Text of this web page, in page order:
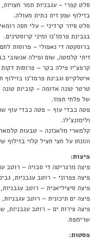
סלט קפרי – עגבניות תמר חצויות,
בזילוף שמן זית כתית מעולה.
סלט סיזר קרדיני – עלי חסה
בגבינת פרמז'נו ומיני קרוסטינים.
ברוסקטה די נאפולי – פרוסות לחם
זיתי קלמטה, שום ופילה אנשובי
קרפצ'יו פילה בקר – פרוסות
איטלקיים וגבינת פרמז'נו
טרטר טונה אדומה – קוביות
של פלחי תפוז.
פטה כבדי עוף – פטה כבדי עוף
ולימונצ'לו.
קלמארי מלאנזנה – טבעות
והונחו על חצי חציל קלוי בזילוף
פיצות:
פיצה מרגריטה די סבויה – רוטב
פיצה פפרוני – רוטב עגבניות,
פיצה סיציליאנית – רוטב
פיצה ים תיכונית – רוטב
פיצה פירות ים – רוטב
שרימפס.
פסטות: